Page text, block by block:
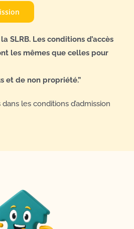
SLRB. Les conditions d’accès
les mêmes que celles pour
et de non propriété.”
les conditions d’admission